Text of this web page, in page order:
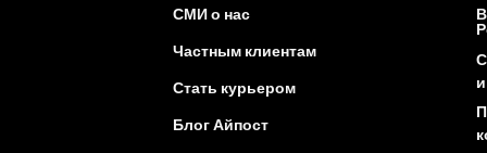
СМИ о нас
Частным клиентам
Стать курьером
Блог Айпост